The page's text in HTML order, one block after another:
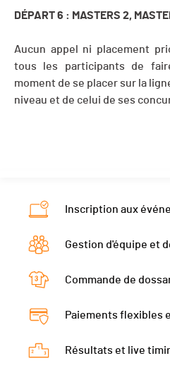
DÉPART 6 : MASTERS 2,
Aucun appel ni placement
tous les participants de
moment de se placer sur la
niveau et de celui de ses
Inscription aux
Gestion d'équipe et
Commande de
Paiements flexibles
Résultats et live